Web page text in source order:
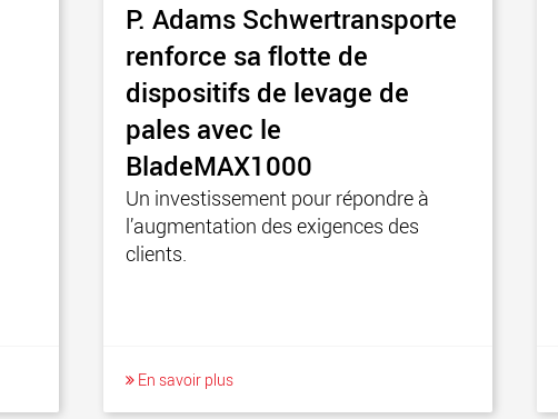
P. Adams Schwertransporte
renforce sa flotte de
dispositifs de levage de
pales avec le
BladeMAX1000
Un investissement pour répondre à
l’augmentation des exigences des
clients.
En savoir plus